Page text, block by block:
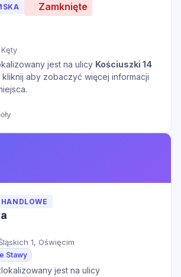
Zamknięte
jest na ulicy Kościuszki 14
kliknij aby zobaczyć więcej informacji
1, Oświęcim
Stawy
jest na ulicy